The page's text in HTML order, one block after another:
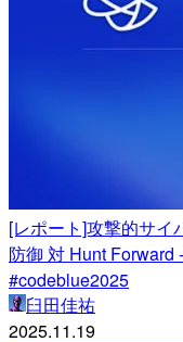
[レポート]攻撃的サ
防御 対 Hunt
#codeblue2025
臼田佳祐
2025.11.19